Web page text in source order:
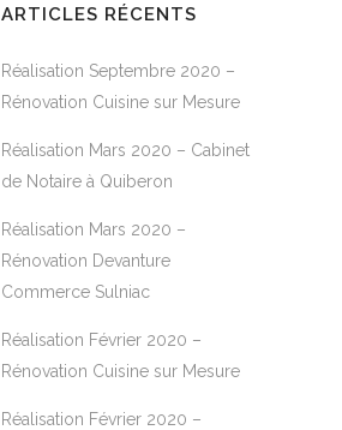
ARTICLES RÉCENTS
Réalisation Septembre 2020 –
Rénovation Cuisine sur Mesure
Réalisation Mars 2020 – Cabinet
de Notaire à Quiberon
Réalisation Mars 2020 –
Rénovation Devanture
Commerce Sulniac
Réalisation Février 2020 –
Rénovation Cuisine sur Mesure
Réalisation Février 2020 –